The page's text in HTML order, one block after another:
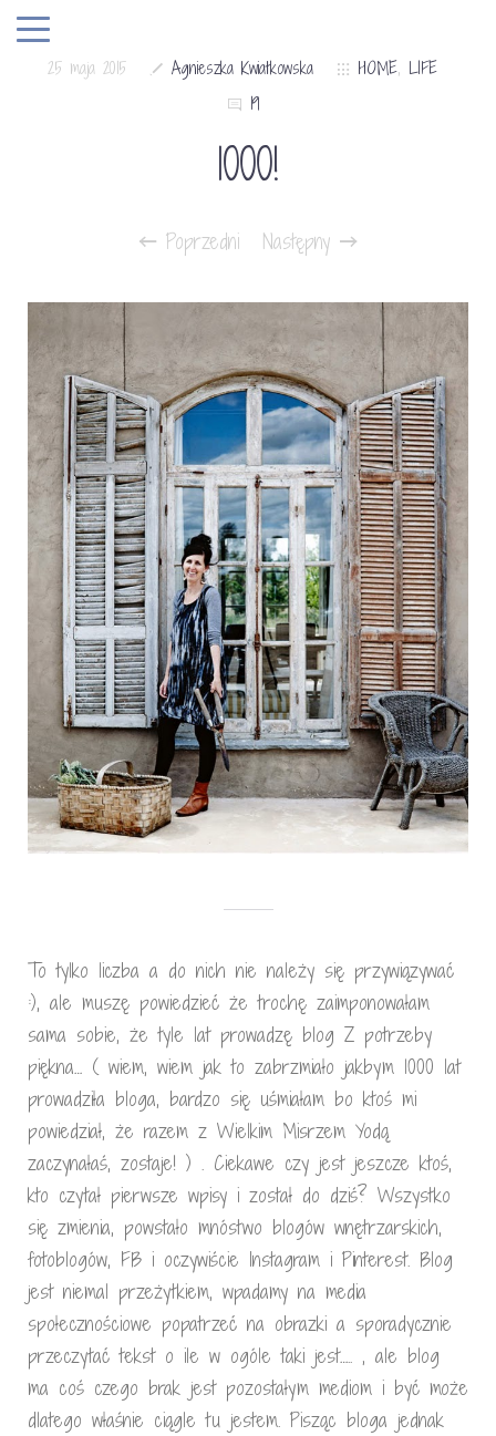
25 maja 2015 Agnieszka Kwiatkowska HOME, LIFE
19
1000!
Poprzedni Następny
To tylko liczba a do nich nie należy się przywiązywać
:), ale muszę powiedzieć że trochę zaimponowałam
sama sobie, że tyle lat prowadzę blog Z potrzeby
piękna… ( wiem, wiem jak to zabrzmiało jakbym 1000 lat
prowadziła bloga, bardzo się uśmiałam bo ktoś mi
powiedział, że razem z Wielkim Misrzem Yodą
zaczynałaś, zostaje! ) . Ciekawe czy jest jeszcze ktoś,
kto czytał pierwsze wpisy i został do dziś? Wszystko
się zmienia, powstało mnóstwo blogów wnętrzarskich,
fotoblogów, FB i oczywiście Instagram i Pinterest. Blog
jest niemal przeżytkiem, wpadamy na media
społecznościowe popatrzeć na obrazki a sporadycznie
przeczytać tekst o ile w ogóle taki jest….. , ale blog
ma coś czego brak jest pozostałym mediom i być może
dlatego właśnie ciągle tu jestem. Pisząc bloga jednak